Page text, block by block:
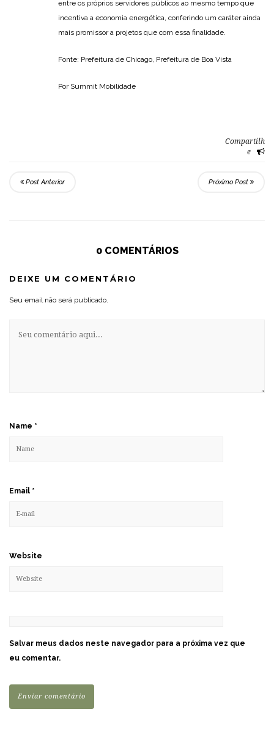
entre os próprios servidores públicos ao mesmo tempo que
incentiva a economia energética, conferindo um caráter ainda
mais promissor a projetos que com essa finalidade.
Fonte: Prefeitura de Chicago, Prefeitura de Boa Vista
Por Summit Mobilidade
Compartilh
e
Post Anterior Próximo Post
0 COMENTÁRIOS
DEIXE UM COMENTÁRIO
Seu email não será publicado.
Name *
Email *
Website
Salvar meus dados neste navegador para a próxima vez que
eu comentar.